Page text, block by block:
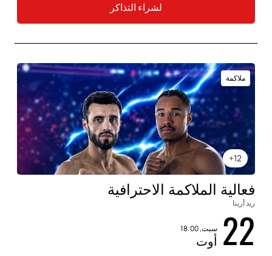
لشراء التذاكر
12+
ملاكمة
فعالية الملاكمة الاحترافية
ريد أرينا
22 سبت, 18:00
أوت